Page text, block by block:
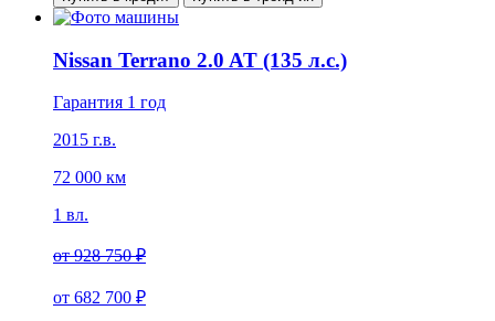
Nissan Terrano 2.0 AT (135 л.с.)
Гарантия 1 год
2015 г.в.
72 000 км
1 вл.
от928 750 ₽
от 682 700 ₽